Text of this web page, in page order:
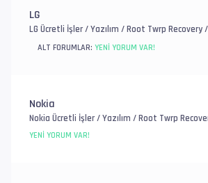
LG
LG Ücretli İşler / Yazılım / Root Twrp Recovery /
EFS, FRP ve Account / Genel Donanım Sorunlar
ALT FORUMLAR: YENI YORUM VAR!
Nokia
Nokia Ücretli İşler / Yazılım / Root Twrp
/ EFS, FRP ve Account / Genel Donanım Sorunlar
YENI YORUM VAR!